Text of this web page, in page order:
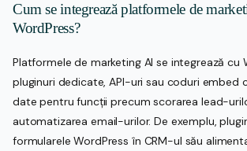
Cum se integrează platformele de
WordPress?
Platformele de marketing AI se integrează cu
pluginuri dedicate, API-uri sau coduri embed
date pentru funcții precum scorarea lead-
automatizarea email-urilor. De exemplu,
formularele WordPress în CRM-ul său